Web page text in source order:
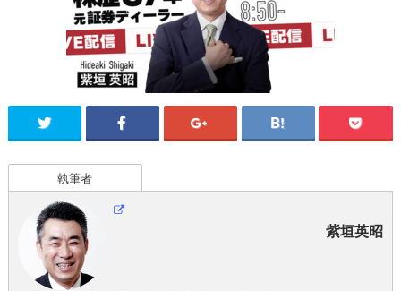
執筆者
紫垣英昭